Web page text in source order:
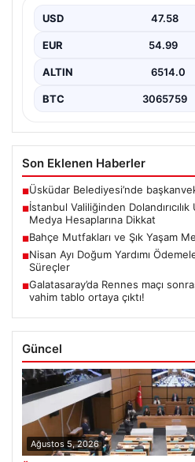
İstanbul Valiliği, vatandaşları ve
Valilikten yapılan açıklamada,…
USD 47.58
EUR 54.99
ALTIN 6514.0
BTC 3065759
Son Eklenen Haberler
■Üsküdar Belediyesi’nde
■İstanbul Valiliğinden Dolandırıcılık
Medya Hesaplarına Dikkat
■Bahçe Mutfakları ve Şık Yaşam
■Nisan Ayı Doğum Yardımı
Süreçler
■Galatasaray’da Rennes maçı
vahim tablo ortaya çıktı!
Güncel
Ağustos 5, 2026